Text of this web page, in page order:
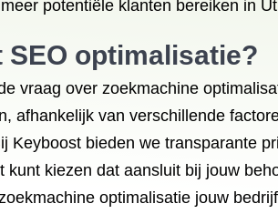
potentiële klanten bereiken in
SEO optimalisatie?
vraag over zoekmachine
afhankelijk van verschillende
Keyboost bieden we transparante
kunt kiezen dat aansluit bij jouw
optimalisatie jouw